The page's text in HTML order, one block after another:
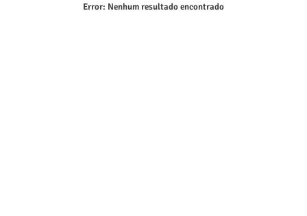
Error: Nenhum resultado encontrado